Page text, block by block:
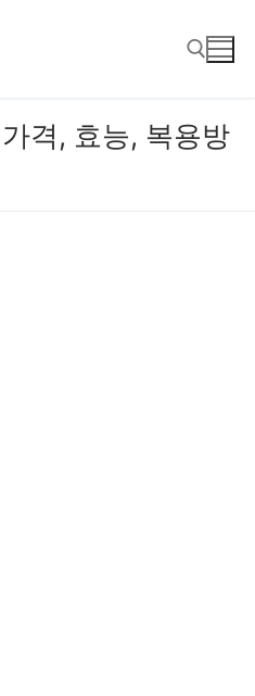
검색 : 격, 효능, 복용방